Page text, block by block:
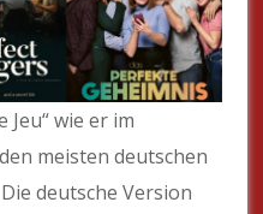
Jeu“ wie er im
meisten deutschen
deutsche Version